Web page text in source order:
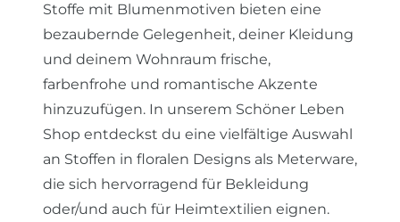
Stoffe mit Blumenmotiven bieten eine
bezaubernde Gelegenheit, deiner Kleidung
und deinem Wohnraum frische,
farbenfrohe und romantische Akzente
hinzuzufügen. In unserem Schöner Leben
Shop entdeckst du eine vielfältige Auswahl
an Stoffen in floralen Designs als Meterware,
die sich hervorragend für Bekleidung
oder/und auch für Heimtextilien eignen.